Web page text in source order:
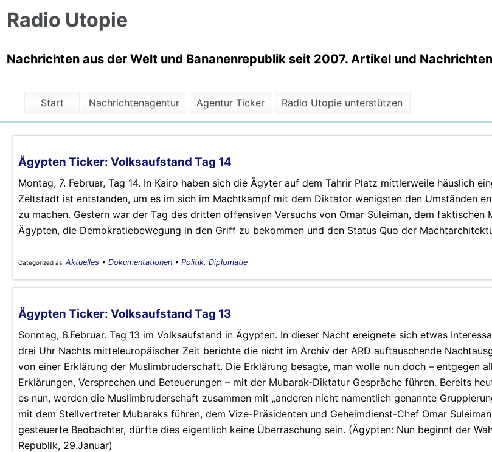
Radio Utopie
Nachrichten aus der Welt und Bananenrepublik seit 2007. Artikel und
Start Nachrichtenagentur Agentur Ticker Radio Utopie unterstützen
Ägypten Ticker: Volksaufstand Tag 14
Montag, 7. Februar, Tag 14. In Kairo haben sich die Ägyter auf dem Tahrir Platz mittlerweile häuslich
Zeltstadt ist entstanden, um es im sich im Machtkampf mit dem Diktator wenigsten den Umständen
zu machen. Gestern war der Tag des dritten offensiven Versuchs von Omar Suleiman, dem faktischen
Ägypten, die Demokratiebewegung in den Griff zu bekommen und den Status Quo der
Categorized as: Aktuelles • Dokumentationen • Politik, Diplomatie
Ägypten Ticker: Volksaufstand Tag 13
Sonntag, 6.Februar. Tag 13 im Volksaufstand in Ägypten. In dieser Nacht ereignete sich etwas
drei Uhr Nachts mitteleuropäischer Zeit berichte die nicht im Archiv der ARD auftauschende
von einer Erklärung der Muslimbruderschaft. Die Erklärung besagte, man wolle nun doch – entgegen
Erklärungen, Versprechen und Beteuerungen – mit der Mubarak-Diktatur Gespräche führen. Bereits
es nun, werden die Muslimbruderschaft zusammen mit „anderen nicht namentlich genannte
mit dem Stellvertreter Mubaraks führen, dem Vize-Präsidenten und Geheimdienst-Chef Omar
gesteuerte Beobachter, dürfte dies eigentlich keine Überraschung sein. (Ägypten: Nun beginnt der
Republik, 29.Januar)